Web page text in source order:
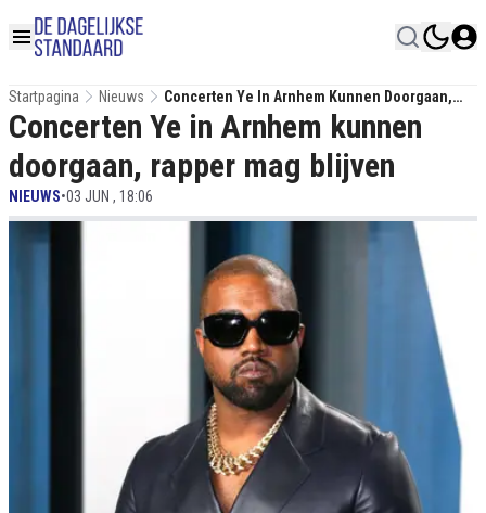
Startpagina Nieuws
Concerten Ye In Arnhem Kunnen Doorgaan,
Rapper Mag Blijven
Concerten Ye in Arnhem kunnen
doorgaan, rapper mag blijven
NIEUWS•03 JUN , 18:06